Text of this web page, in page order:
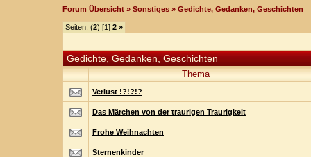
Forum Übersicht » Sonstiges » Gedichte, Gedanken, Geschichten
Seiten: (2) [1] 2 »
Gedichte, Gedanken, Geschichten
Thema
Verlust !?!?!?
Das Märchen von der traurigen Traurigkeit
Frohe Weihnachten
Sternenkinder